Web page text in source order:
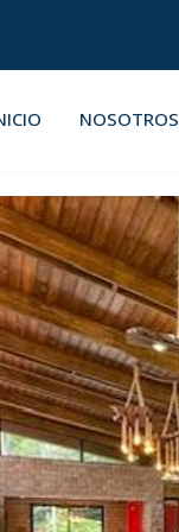
NOSOTROS